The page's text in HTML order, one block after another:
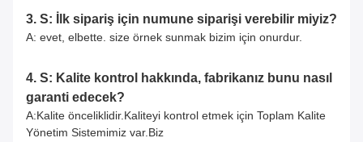
3. S: İlk sipariş için numune siparişi verebilir miyiz?
A: evet, elbette. size örnek sunmak bizim için onurdur.
4. S: Kalite kontrol hakkında, fabrikanız bunu nasıl
garanti edecek?
A:Kalite önceliklidir.Kaliteyi kontrol etmek için Toplam Kalite
Yönetim Sistemimiz var.Biz